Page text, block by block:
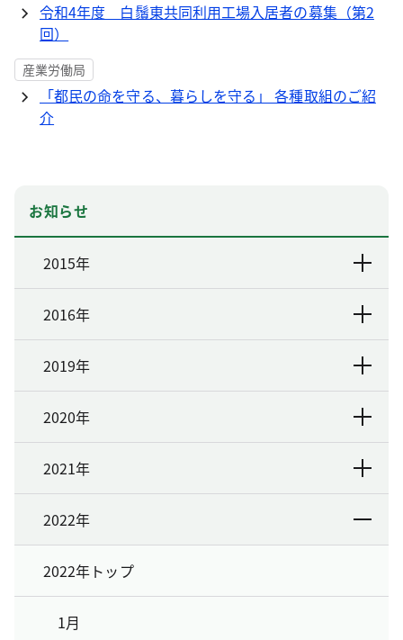
令和4年度 白鬚東共同利用工場入居者の募集（第2
回）
産業労働局
「都民の命を守る、暮らしを守る」 各種取組のご紹
介
お知らせ
2015年
2016年
2019年
2020年
2021年
2022年
2022年トップ
1月